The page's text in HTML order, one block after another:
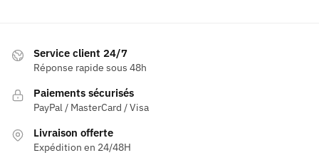
Service client 24/7
Réponse rapide sous 48h
Paiements sécurisés
PayPal / MasterCard / Visa
Livraison offerte
Expédition en 24/48H